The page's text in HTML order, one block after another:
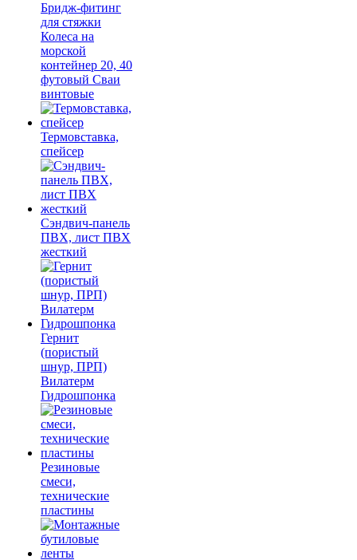
Бридж-фитинг
для стяжки
Колеса на
морской
контейнер 20, 40
футовый Сваи
винтовые
Термовставка,
спейсер
Сэндвич-панель
ПВХ, лист ПВХ
жесткий
Гернит
(пористый
шнур, ПРП)
Вилатерм
Гидрошпонка
Резиновые
смеси,
технические
пластины